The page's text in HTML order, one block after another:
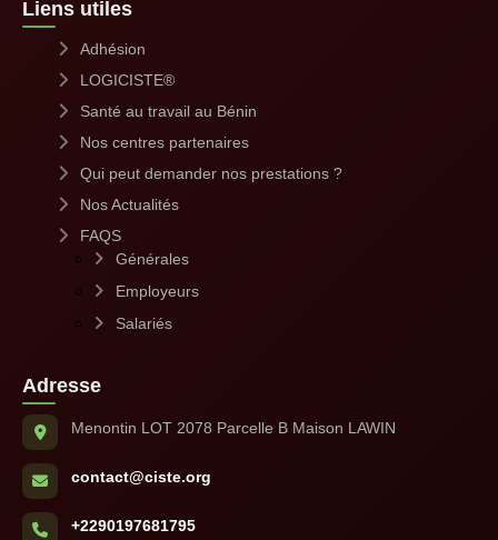
Liens utiles
Adhésion
LOGICISTE®
Santé au travail au Bénin
Nos centres partenaires
Qui peut demander nos prestations ?
Nos Actualités
FAQS
Générales
Employeurs
Salariés
Adresse
Menontin LOT 2078 Parcelle B Maison LAWIN
contact@ciste.org
+2290197681795